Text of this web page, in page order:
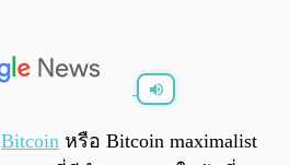
Bitcoin หรือ Bitcoin maximalist